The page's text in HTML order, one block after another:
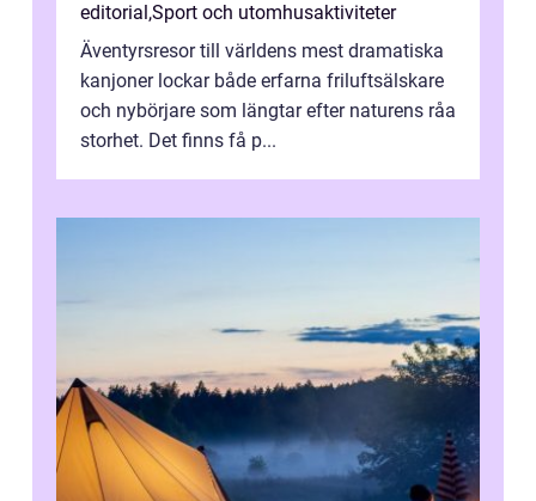
editorial,Sport och utomhusaktiviteter
Äventyrsresor till världens mest dramatiska
kanjoner lockar både erfarna friluftsälskare
och nybörjare som längtar efter naturens råa
storhet. Det finns få p...